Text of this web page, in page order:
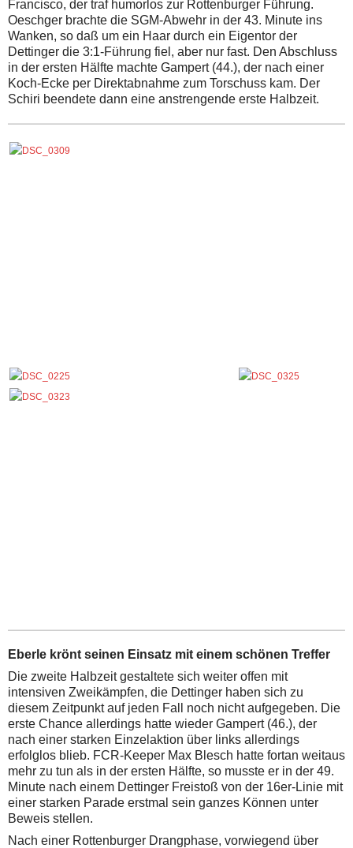
Francisco, der traf humorlos zur Rottenburger Führung.
Oeschger brachte die SGM-Abwehr in der 43. Minute ins
Wanken, so daß um ein Haar durch ein Eigentor der
Dettinger die 3:1-Führung fiel, aber nur fast. Den Abschluss
in der ersten Hälfte machte Gampert (44.), der nach einer
Koch-Ecke per Direktabnahme zum Torschuss kam. Der
Schiri beendete dann eine anstrengende erste Halbzeit.
Eberle krönt seinen Einsatz mit einem schönen Treffer
Die zweite Halbzeit gestaltete sich weiter offen mit
intensiven Zweikämpfen, die Dettinger haben sich zu
diesem Zeitpunkt auf jeden Fall noch nicht aufgegeben. Die
erste Chance allerdings hatte wieder Gampert (46.), der
nach einer starken Einzelaktion über links allerdings
erfolglos blieb. FCR-Keeper Max Blesch hatte fortan weitaus
mehr zu tun als in der ersten Hälfte, so musste er in der 49.
Minute nach einem Dettinger Freistoß von der 16er-Linie mit
einer starken Parade erstmal sein ganzes Können unter
Beweis stellen.
Nach einer Rottenburger Drangphase, vorwiegend über